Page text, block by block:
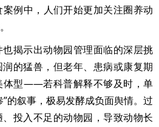
案例中，人们开始更加关注圈养动
揭示出动物园管理面临的深层挑
的猛兽，但老年、患病或康复期
体型——若科普解释不够及时，单
的叙事，极易发酵成负面舆情。过
投入不足的动物园，导致动物长